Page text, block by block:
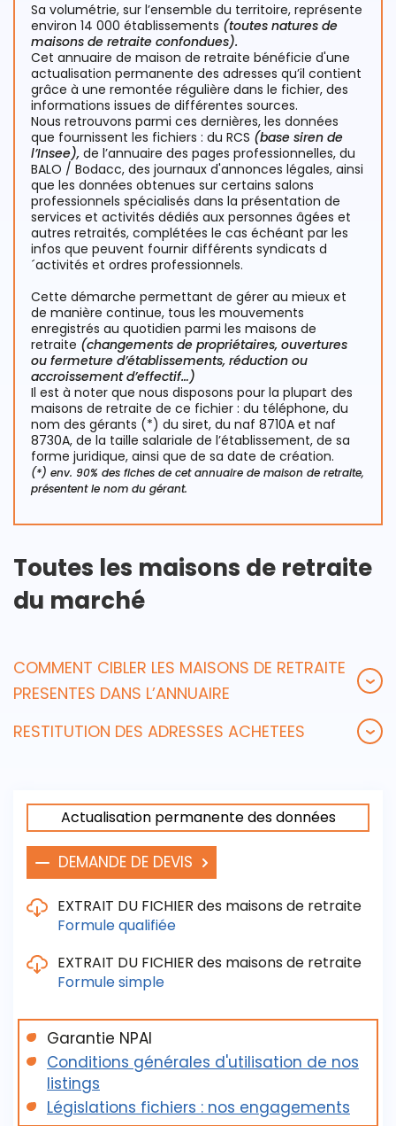
Sa volumétrie, sur l’ensemble du territoire, représente
environ 14 000 établissements (toutes natures de
maisons de retraite confondues).
Cet annuaire de maison de retraite bénéficie d'une
actualisation permanente des adresses qu’il contient
grâce à une remontée régulière dans le fichier, des
informations issues de différentes sources.
Nous retrouvons parmi ces dernières, les données
que fournissent les fichiers : du RCS (base siren de
l’Insee), de l’annuaire des pages professionnelles, du
BALO / Bodacc, des journaux d'annonces légales, ainsi
que les données obtenues sur certains salons
professionnels spécialisés dans la présentation de
services et activités dédiés aux personnes âgées et
autres retraités, complétées le cas échéant par les
infos que peuvent fournir différents syndicats d
´activités et ordres professionnels.
Cette démarche permettant de gérer au mieux et
de manière continue, tous les mouvements
enregistrés au quotidien parmi les maisons de
retraite (changements de propriétaires, ouvertures
ou fermeture d’établissements, réduction ou
accroissement d’effectif…)
Il est à noter que nous disposons pour la plupart des
maisons de retraite de ce fichier : du téléphone, du
nom des gérants (*) du siret, du naf 8710A et naf
8730A, de la taille salariale de l’établissement, de sa
forme juridique, ainsi que de sa date de création.
(*) env. 90% des fiches de cet annuaire de maison de retraite,
présentent le nom du gérant.
Toutes les maisons de retraite
du marché
COMMENT CIBLER LES MAISONS DE RETRAITE
PRESENTES DANS L’ANNUAIRE
RESTITUTION DES ADRESSES ACHETEES
Actualisation permanente des données
DEMANDE DE DEVIS
EXTRAIT DU FICHIER des maisons de retraite
Formule qualifiée
Les critères de sélection / de livraison sont :
- Le nom du dirigeant
- L'adresse, le téléphone, le fax
- Le statut juridique
- L'année de création / L'effectif
EXTRAIT DU FICHIER des maisons de retraite
Formule simple
Les critères de sélection / de livraison sont :
- La raison sociale ( voire le nom du principal
dirigeant quand renseigné)
- L'adresse, le téléphone, le fax, l'email
Garantie NPAI
Conditions générales d'utilisation de nos
listings
Législations fichiers : nos engagements